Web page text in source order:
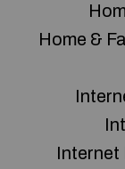
Home &
Internet